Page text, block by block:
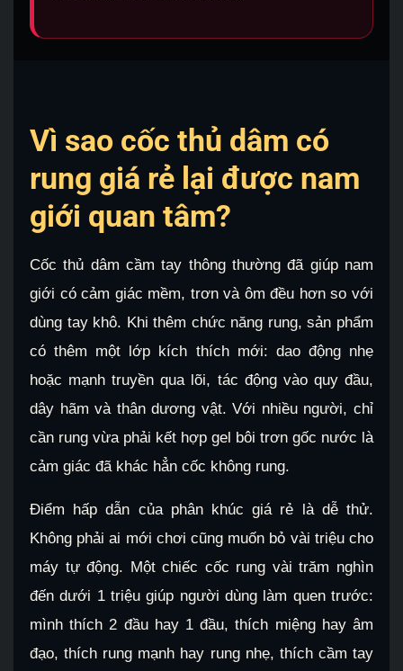
Vì sao cốc thủ dâm có
rung giá rẻ lại được nam
giới quan tâm?
Cốc thủ dâm cầm tay thông thường đã giúp nam
giới có cảm giác mềm, trơn và ôm đều hơn so với
dùng tay khô. Khi thêm chức năng rung, sản phẩm
có thêm một lớp kích thích mới: dao động nhẹ
hoặc mạnh truyền qua lõi, tác động vào quy đầu,
dây hãm và thân dương vật. Với nhiều người, chỉ
cần rung vừa phải kết hợp gel bôi trơn gốc nước là
cảm giác đã khác hẳn cốc không rung.
Điểm hấp dẫn của phân khúc giá rẻ là dễ thử.
Không phải ai mới chơi cũng muốn bỏ vài triệu cho
máy tự động. Một chiếc cốc rung vài trăm nghìn
đến dưới 1 triệu giúp người dùng làm quen trước:
mình thích 2 đầu hay 1 đầu, thích miệng hay âm
đạo, thích rung mạnh hay rung nhẹ, thích cầm tay